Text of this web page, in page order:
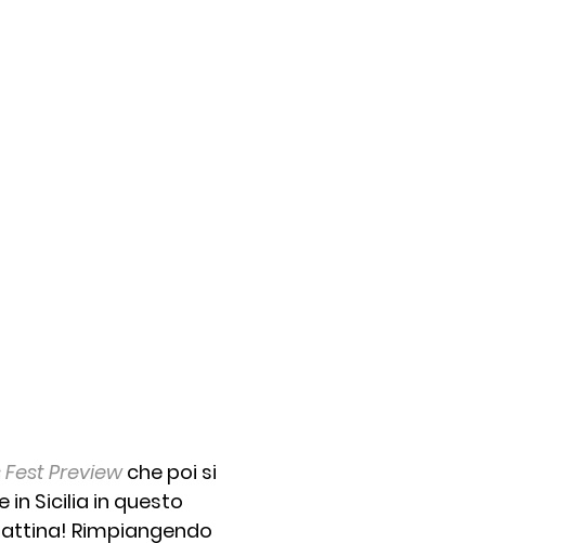
Previewche poi si
in Sicilia in questo
Rimpiangendo